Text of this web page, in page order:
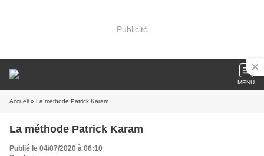
Publicité
MENU
Accueil » La méthode Patrick Karam
La méthode Patrick Karam
Publié le 04/07/2020 à 06:10